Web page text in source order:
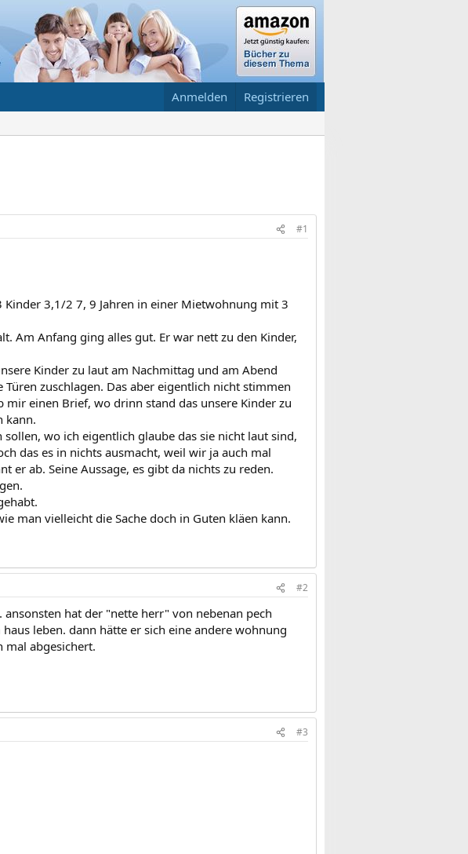
Anmelden Registrieren
#1
3,1/2 7, 9 Jahren in einer Mietwohnung mit 3
Am Anfang ging alles gut. Er war nett zu den Kinder,
Kinder zu laut am Nachmittag und am Abend
zuschlagen. Das aber eigentlich nicht stimmen
einen Brief, wo drinn stand das unsere Kinder zu
kann.
wo ich eigentlich glaube das sie nicht laut sind,
das es in nichts ausmacht, weil wir ja auch mal
er ab. Seine Aussage, es gibt da nichts zu reden.
man vielleicht die Sache doch in Guten kläen kann.
#2
hat der "nette herr" von nebenan pech
leben. dann hätte er sich eine andere wohnung
mal abgesichert.
#3